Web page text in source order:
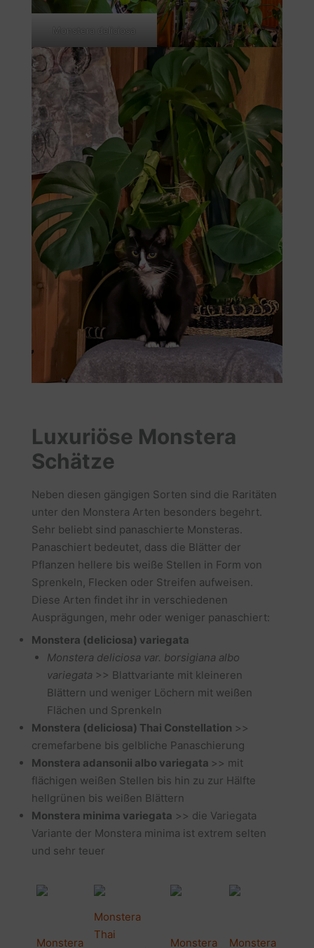
Monstera deliciosa
Luxuriöse Monstera
Schätze
Neben diesen gängigen Sorten sind die Raritäten
unter den Monstera Arten besonders begehrt.
Sehr beliebt sind panaschierte Monsteras.
Panaschiert bedeutet, dass die Blätter der
Pflanzen hellere bis weiße Stellen in Form von
Sprenkeln, Flecken oder Streifen aufweisen.
Diese Arten findet ihr in verschiedenen
Ausprägungen, mehr oder weniger panaschiert:
Monstera (deliciosa) variegata
Monstera deliciosa var. borsigiana albo
variegata >> Blattvariante mit kleineren
Blättern und weniger Löchern mit weißen
Flächen und Sprenkeln
Monstera (deliciosa) Thai Constellation >>
cremefarbene bis gelbliche Panaschierung
Monstera adansonii albo variegata >> mit
flächigen weißen Stellen bis hin zu zur Hälfte
hellgrünen bis weißen Blättern
Monstera minima variegata >> die Variegata
Variante der Monstera minima ist extrem selten
und sehr teuer
Monstera
Monstera
Thai
Monstera Monstera